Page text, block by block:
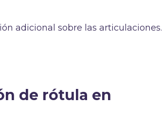
adicional sobre las articulaciones.
de rótula en